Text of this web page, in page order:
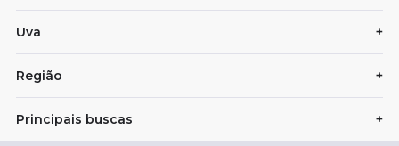
Uva +
Região +
Principais buscas +